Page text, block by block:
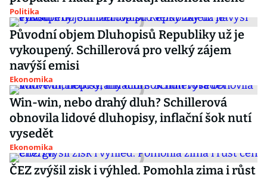
Politika
Původní objem Dluhopisů Republiky už je
vykoupený. Schillerová pro velký zájem
navýší emisi
Ekonomika
Win-win, nebo drahý dluh? Schillerová
obnovila lidové dluhopisy, inflační šok nutí
vysedět
Ekonomika
ČEZ zvýšil zisk i výhled. Pomohla zima i růst